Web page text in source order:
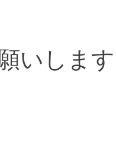
いしま